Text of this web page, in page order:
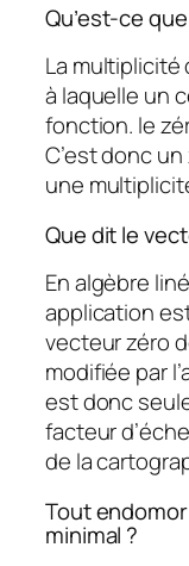
Qu’est-ce
La multiplicité
à laquelle un
fonction. le
C’est donc
une
Que dit le
En algèbre
application
vecteur zéro
modifiée par
est donc
facteur
de la
Tout
minimal ?